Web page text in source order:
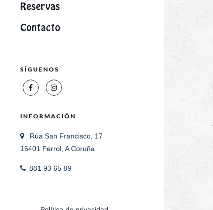
Reservas
Contacto
SÍGUENOS
INFORMACIÓN
Rúa San Francisco, 17
15401 Ferrol, A Coruña
881 93 65 89